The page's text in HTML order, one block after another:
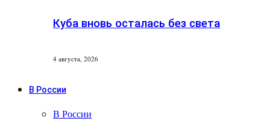
Куба вновь осталась без света
4 августа, 2026
В России
В России